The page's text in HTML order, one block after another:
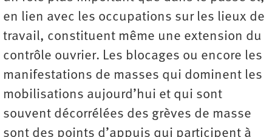
en lien avec les occupations sur les lieux de
travail, constituent même une extension du
contrôle ouvrier. Les blocages ou encore les
manifestations de masses qui dominent les
mobilisations aujourd’hui et qui sont
souvent décorrélées des grèves de masse
sont des points d’appuis qui participent à